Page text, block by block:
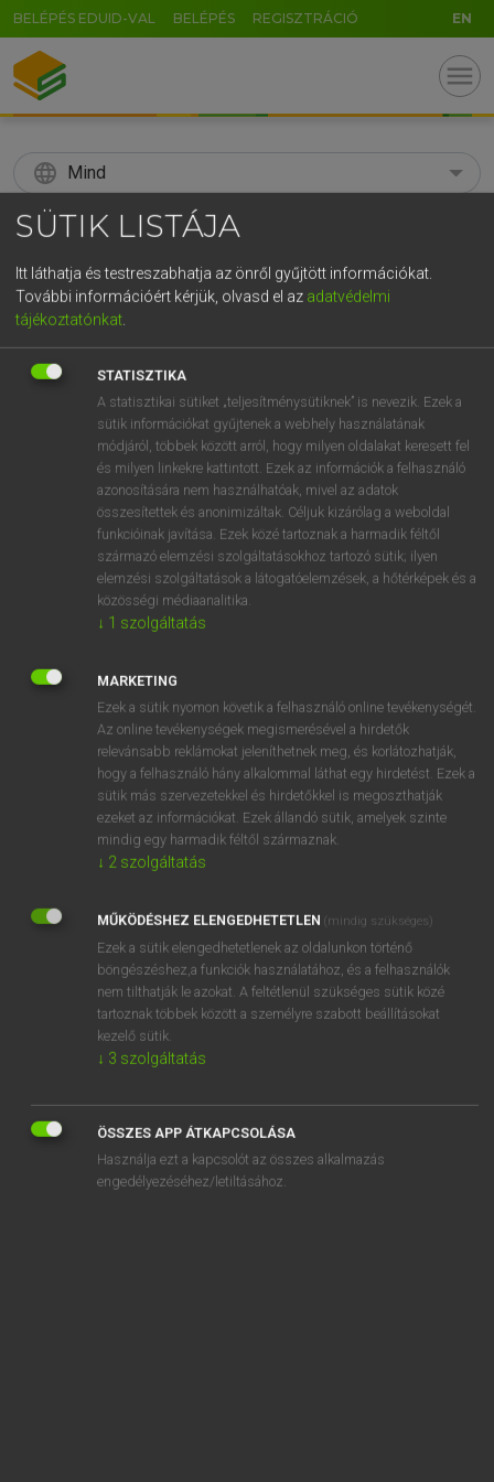
BELÉPÉS EDUID-VAL BELÉPÉS REGISZTRÁCIÓ EN
menu
language Mind
search
KERESÉS
Díjmentes angol szótár
hortyogás
horkolás
keresése szótárainkban
DÍJMENTES ANGOL SZÓTÁR
sternway
stern-wheeler
stertorous
stethoscope
MICROSOFT OFFICE BŐVÍTMÉNY
BEÉPÜLŐ SZÓTÁRMODUL
ONLINE NYELVVIZSGA
SÜTIK LISTÁJA
Itt láthatja és testreszabhatja az önről gyűjtött információkat.
További információért kérjük, olvasd el az adatvédelmi
tájékoztatónkat
STATISZTIKA
A statisztikai sütiket „teljesítménysütiknek” is nevezik. Ezek a
sütik információkat gyűjtenek a webhely használatának
módjáról, többek között arról, hogy milyen oldalakat keresett fel
és milyen linkekre kattintott. Ezek az információk a felhasználó
azonosítására nem használhatóak, mivel az adatok
összesítettek és anonimizáltak. Céljuk kizárólag a weboldal
funkcióinak javítása. Ezek közé tartoznak a harmadik féltől
származó elemzési szolgáltatásokhoz tartozó sütik; ilyen
elemzési szolgáltatások a látogatóelemzések, a hőtérképek és a
közösségi médiaanalitika.
↓ 1 szolgáltatás
MARKETING
Ezek a sütik nyomon követik a felhasználó online tevékenységét.
Az online tevékenységek megismerésével a hirdetők
relevánsabb reklámokat jeleníthetnek meg, és korlátozhatják,
hogy a felhasználó hány alkalommal láthat egy hirdetést. Ezek a
sütik más szervezetekkel és hirdetőkkel is megoszthatják
ezeket az információkat. Ezek állandó sütik, amelyek szinte
mindig egy harmadik féltől származnak.
↓ 2 szolgáltatás
MŰKÖDÉSHEZ ELENGEDHETETLEN (mindig szükséges)
Ezek a sütik elengedhetetlenek az oldalunkon történő
böngészéshez,a funkciók használatához, és a felhasználók
nem tilthatják le azokat. A feltétlenül szükséges sütik közé
tartoznak többek között a személyre szabott beállításokat
kezelő sütik.
↓ 3 szolgáltatás
ÖSSZES APP ÁTKAPCSOLÁSA
Használja ezt a kapcsolót az összes alkalmazás
engedélyezéséhez/letiltásához.
GR
5 6 7 8 9 ö ü ó
r t z u i o p ő ú
k l ű
n m , . - AltGr